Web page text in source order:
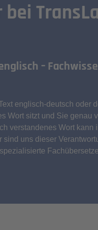
–
englisch-deutsch oder
Wort sitzt und Sie genau
verstandenes Wort kann
uns dieser